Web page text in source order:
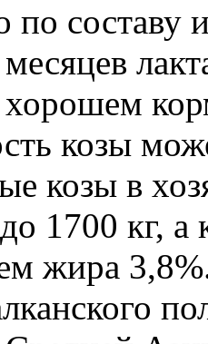
по составу
козы
козы в
1700 кг, а
жира